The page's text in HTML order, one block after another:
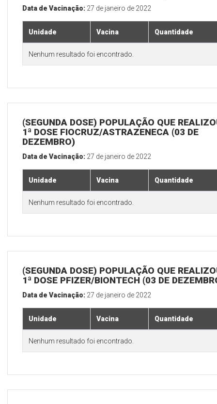
Data de Vacinação: 27 de janeiro de 2022
Unidade Vacina Quantidade
Nenhum resultado foi encontrado.
(SEGUNDA DOSE) POPULAÇÃO QUE
1ª DOSE FIOCRUZ/ASTRAZENECA (03 DE
DEZEMBRO)
Data de Vacinação: 27 de janeiro de 2022
Unidade Vacina Quantidade
Nenhum resultado foi encontrado.
(SEGUNDA DOSE) POPULAÇÃO QUE
1ª DOSE PFIZER/BIONTECH (03 DE
Data de Vacinação: 27 de janeiro de 2022
Unidade Vacina Quantidade
Nenhum resultado foi encontrado.